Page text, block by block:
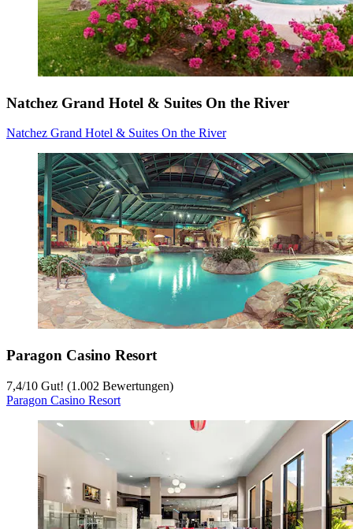
Natchez Grand Hotel & Suites On the River
Natchez Grand Hotel & Suites On the River
Paragon Casino Resort
7,4/10 Gut! (1.002 Bewertungen)
Paragon Casino Resort